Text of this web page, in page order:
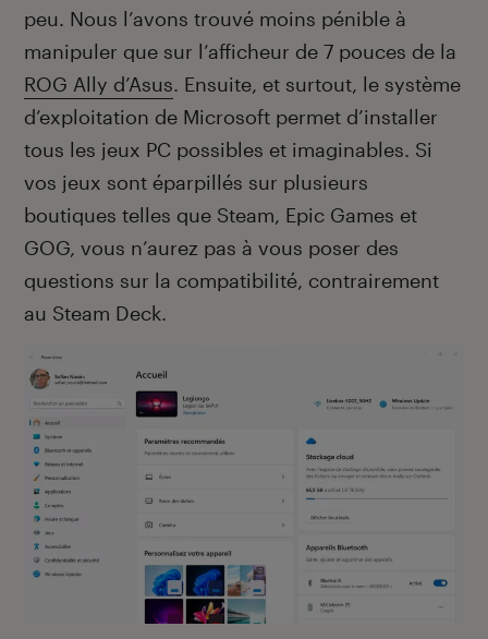
peu. Nous l’avons trouvé moins pénible à
manipuler que sur l’afficheur de 7 pouces de la
ROG Ally d’Asus. Ensuite, et surtout, le système
d’exploitation de Microsoft permet d’installer
tous les jeux PC possibles et imaginables. Si
vos jeux sont éparpillés sur plusieurs
boutiques telles que Steam, Epic Games et
GOG, vous n’aurez pas à vous poser des
questions sur la compatibilité, contrairement
au Steam Deck.